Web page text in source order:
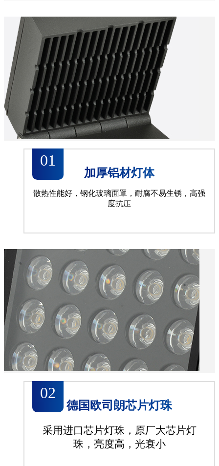
01
加厚铝材灯体
散热性能好，钢化玻璃面罩，耐腐不易生锈，高强
度抗压
02
德国欧司朗芯片灯珠
采用进口芯片灯珠，原厂大芯片灯
珠，亮度高，光衰小